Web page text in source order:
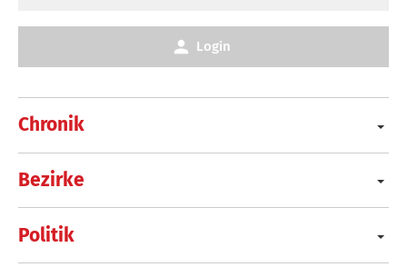
Chronik
Bezirke
Politik
Login